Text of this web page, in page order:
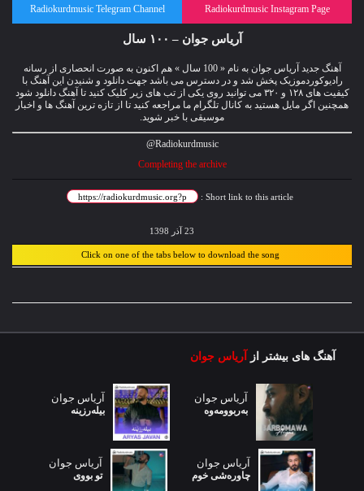
Radiokurdmusic Instagram Page
Radiokurdmusic Telegram Channel
آریاس جوان – ۱۰۰ سال
آهنگ جدید آریاس جوان به نام « 100 سال » هم اکنون به صورت انحصاری از رسانه
رادیوکوردموزیک پخش شد و در دسترس می باشد جهت دانلود و شنیدن این آهنگ با
کیفیت های ۱۲۸ و ۳۲۰ می توانید روی یکی از تب های زیر کلیک کنید تا آهنگ دانلود شود
همچنین اگر مایل هستید به کانال تلگرام ما مراجعه کنید تا از تازه ترین آهنگ ها و اخبار
موسیقی با خبر شوید.
Radiokurdmusic@
Completing the archive
Short link to this article :
23 آذر 1398
Click on one of the tabs below to download the song
آهنگ های بیشتر از آریاس جوان
آریاس جوان
بەربوومەوە
آریاس جوان
بیلەرزینە
آریاس جوان
چاورەشی خوم
آریاس جوان
تو بووی